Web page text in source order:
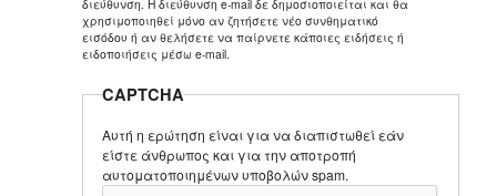
διεύθυνση. Η διεύθυνση e-mail δε δημοσιοποιείται και θα
χρησιμοποιηθεί μόνο αν ζητήσετε νέο συνθηματικό
εισόδου ή αν θελήσετε να παίρνετε κάποιες ειδήσεις ή
ειδοποιήσεις μέσω e-mail.
CAPTCHA
Αυτή η ερώτηση είναι για να διαπιστωθεί εάν
είστε άνθρωπος και για την αποτροπή
αυτοματοποιημένων υποβολών spam.